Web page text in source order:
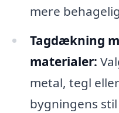
mere
Tagdækning
materialer:
metal, tegl
bygningens